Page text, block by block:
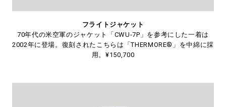
フライトジャケット
70年代の米空軍のジャケット「CWU-7P」を参考にした一着は
2002年に登場。復刻されたこちらは「THERMORE®」を中綿に採
用。¥150,700